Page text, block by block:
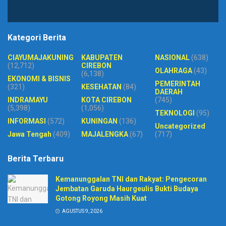
Kategori Berita
CIAYUMAJAKUNING
(12,712)
EKONOMI & BISNIS
(321)
INDRAMAYU
(5,398)
INFORMASI (572)
Jawa Tengah (409)
KABUPATEN
CIREBON
(6,138)
KESEHATAN (84)
KOTA CIREBON
(1,056)
KUNINGAN (136)
MAJALENGKA(67)
NASIONAL(638)
OLAHRAGA(43)
PEMERINTAH
DAERAH
(745)
TEKNOLOGI (95)
Uncategorized
(717)
Berita Terbaru
Kemanunggalan TNI dan Rakyat: Pengecoran
Jembatan Garuda Haurgeulis Bukti Budaya
Gotong Royong Masih Kuat
AGUSTUS 9, 2026